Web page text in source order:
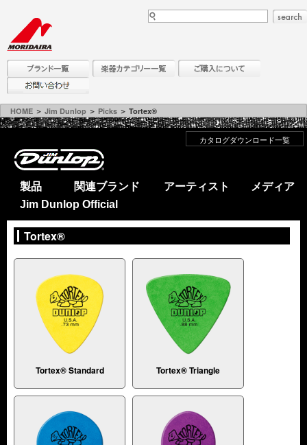
HOME ＞ Jim Dunlop ＞ Picks ＞ Tortex®
カタログダウンロード一覧
製品 関連ブランド アーティスト
メディア
Jim Dunlop Official
Tortex®
Tortex® Standard Tortex® Triangle